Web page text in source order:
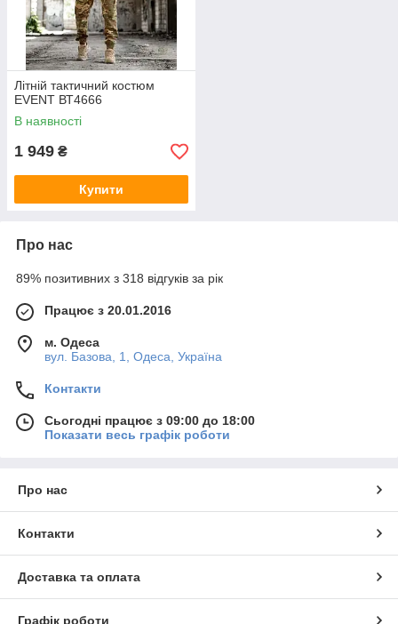
Літній тактичний костюм
EVENT ВТ4666
В наявності
1 949 ₴
Купити
Про нас
89% позитивних з 318 відгуків за рік
Працює з 20.01.2016
м. Одеса
вул. Базова, 1, Одеса, Україна
Контакти
Сьогодні працює з 09:00 до 18:00
Показати весь графік роботи
Про нас
Контакти
Доставка та оплата
Графік роботи